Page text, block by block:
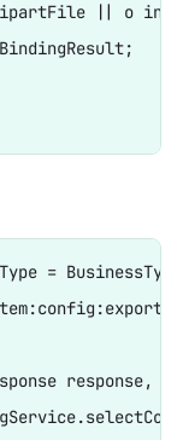
|| o
=
response,